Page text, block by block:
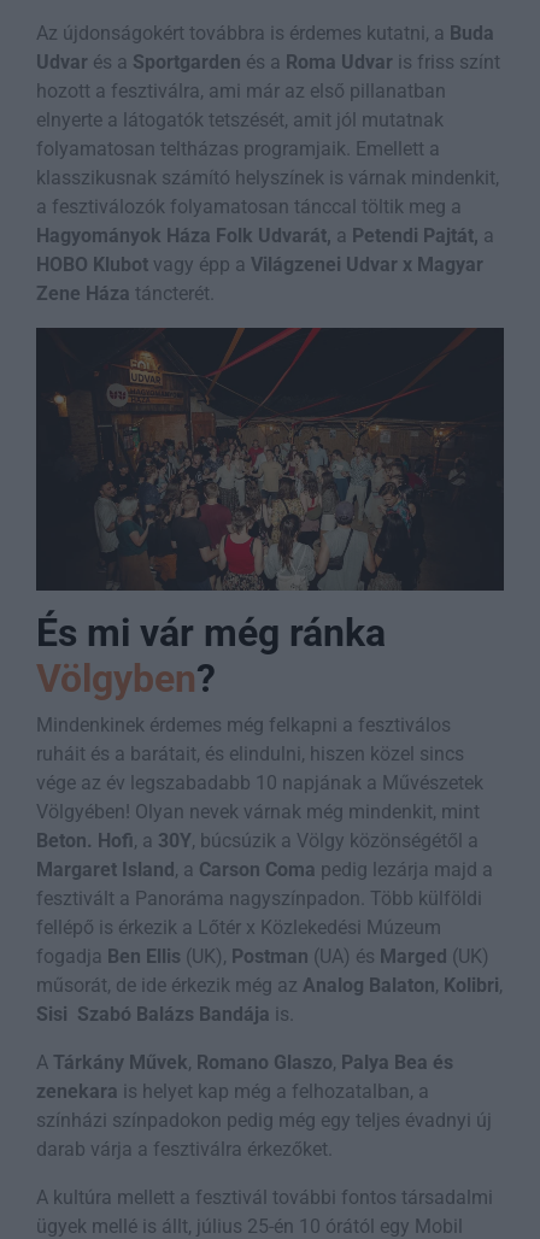
Az újdonságokért továbbra is érdemes kutatni, a Buda
Udvar és a Sportgarden és a Roma Udvar is friss színt
hozott a fesztiválra, ami már az első pillanatban
elnyerte a látogatók tetszését, amit jól mutatnak
folyamatosan teltházas programjaik. Emellett a
klasszikusnak számító helyszínek is várnak mindenkit,
a fesztiválozók folyamatosan tánccal töltik meg a
Hagyományok Háza Folk Udvarát, a Petendi Pajtát, a
HOBO Klubot vagy épp a Világzenei Udvar x Magyar
Zene Háza táncterét.
És mi vár még ránka
Völgyben?
Mindenkinek érdemes még felkapni a fesztiválos
ruháit és a barátait, és elindulni, hiszen közel sincs
vége az év legszabadabb 10 napjának a Művészetek
Völgyében! Olyan nevek várnak még mindenkit, mint
Beton. Hofi, a 30Y, búcsúzik a Völgy közönségétől a
Margaret Island , a Carson Coma pedig lezárja majd a
fesztivált a Panoráma nagyszínpadon. Több külföldi
fellépő is érkezik a Lőtér x Közlekedési Múzeum
fogadja Ben Ellis (UK), Postman (UA) és Marged (UK)
műsorát, de ide érkezik még az Analog Balaton, Kolibri,
Sisi Szabó Balázs Bandája is.
A Tárkány Művek, Romano Glaszo, Palya Bea és
zenekara is helyet kap még a felhozatalban, a
színházi színpadokon pedig még egy teljes évadnyi új
darab várja a fesztiválra érkezőket.
A kultúra mellett a fesztivál további fontos társadalmi
ügyek mellé is állt, július 25-én 10 órától egy Mobil